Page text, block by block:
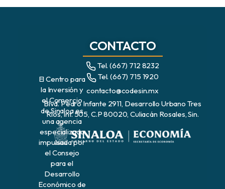
El Centro para
la Inversión y
el Comercio
de Sinaloa es
una agencia
especializada
impulsada por
el Consejo
para el
Desarrollo
Económico de
CONTACTO
Tel. (667) 712 8232
Tel. (667) 715 1920
contacto@codesin.mx
Blvd. Pedro Infante 2911, Desarrollo Urbano Tres
Ríos, Int. 505, C.P 80020, Culiacán Rosales, Sin.